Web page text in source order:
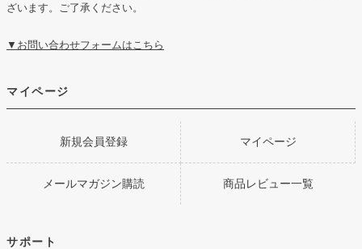
ざいます。ご了承ください。
▼お問い合わせフォームはこちら
マイページ
新規会員登録 マイページ
メールマガジン購読 商品レビュー一覧
サポート